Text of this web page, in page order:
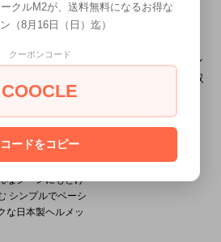
ィンヘルメット
心の日本品質 SG
ォール構造 クミ
業製 防災スタ
円(税込)
なシーンにもとけ
シンプルでベーシ
な日本製ヘルメッ
窓が風を逃す♪ (ア
スナー付）クークル
MⅡへもおススメ 取
4,400円(税込)
転車を守るサイクルカ
クルM2が、送料無料になるお得な
（8月16日（日）迄）
クーポンコード
COOCLE
コードをコピー